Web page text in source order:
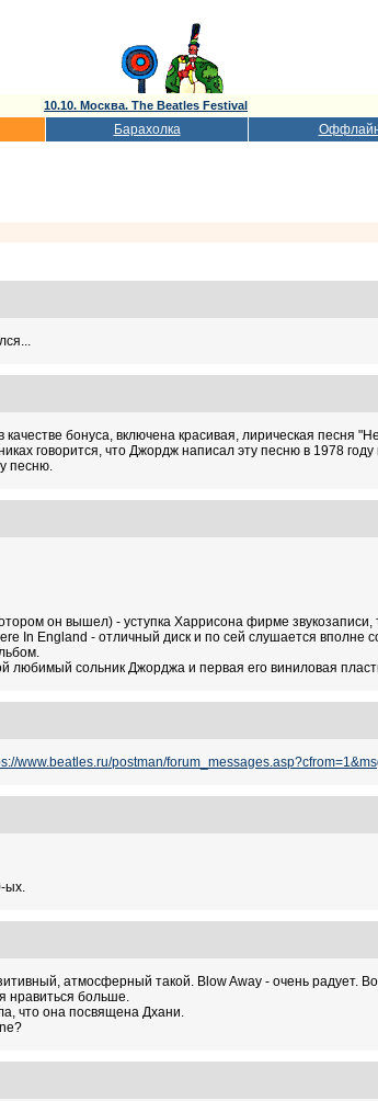
10.10. Москва. The Beatles Festival
Барахолка
бонуса, включена красивая, лирическая песня
говорится, что Джордж написал эту песню в 1978
песню.
он вышел) - уступка Харрисона фирме
In England - отличный диск и по сей слушается вполне
любимый сольник Джорджа и первая его виниловая
www.beatles.ru/postman/
ых.
атмосферный такой. Blow Away - очень радует.
нравиться больше.
что она посвящена Дхани.